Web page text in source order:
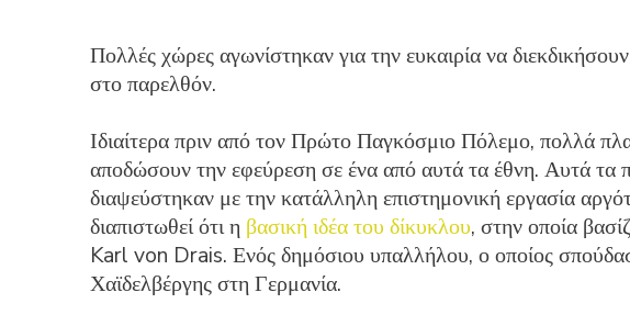
Πολλές χώρες αγωνίστηκαν για την ευκαιρία να
στο παρελθόν.
Ιδιαίτερα πριν από τον Πρώτο Παγκόσμιο Πόλεμο, πολλά
αποδώσουν την εφεύρεση σε ένα από αυτά τα έθνη. Αυτά τα
διαψεύστηκαν με την κατάλληλη επιστημονική εργασία
διαπιστωθεί ότι η βασική ιδέα του δίκυκλου, στην οποία
Karl von Drais. Ενός δημόσιου υπαλλήλου, ο οποίος
Χαϊδελβέργης στη Γερμανία.